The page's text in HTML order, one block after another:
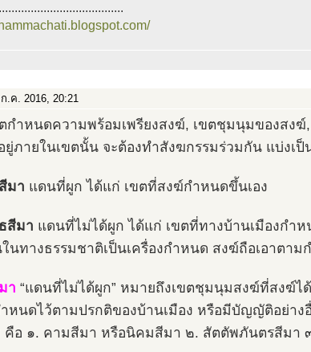
.ค. 2016, 20:21
กำหนดความพร้อมเพรียงสงฆ์, เขตชุมนุมของสง
ยู่ภายในเขตนั้น จะต้องทำสังฆกรรมร่วมกัน แบ่งเ
มา แดนที่ผูก ได้แก่ เขตที่สงฆ์กำหนดขึ้นเอง
สีมา แดนที่ไม่ได้ผูก ได้แก่ เขตที่ทางบ้านเมืองกำ
ในทางธรรมชาติเป็นเครื่องกำหนด สงฆ์ถือเอาตา
า “แดนที่ไม่ได้ผูก” หมายถึงเขตชุมนุมสงฆ์ที่สงฆ์ไ
ำหนดไว้ตามปรกติของบ้านเมือง หรือมีบัญญัติอย่าง
คือ ๑. คามสีมา หรือนิคมสีมา ๒. สัตตัพภันตรสีมา